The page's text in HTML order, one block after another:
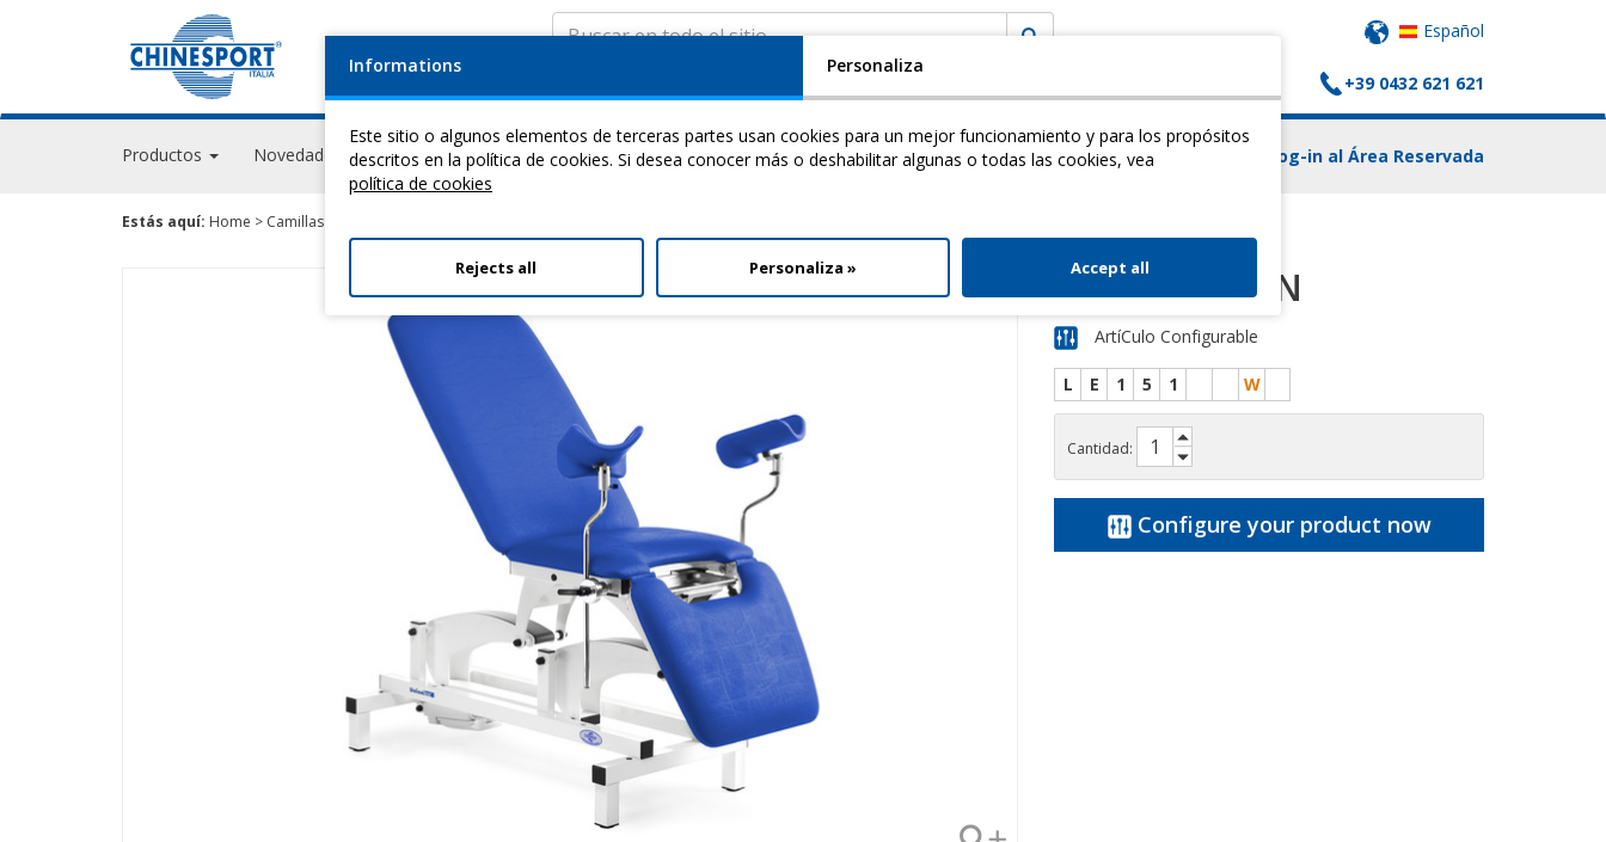
Español
+39 0432 621 621
Productos Novedades Eventos GPS Academy Video Download Log-in al Área Reservada
Estás aquí: Home > Camillas Para Terapia
TEST UROGYN
ArtíCulo Configurable
L E 1 5 1 W
Cantidad:
Configure your product now
Informations Personaliza
Este sitio o algunos elementos de terceras partes usan cookies para un mejor funcionamiento y para los propósitos
descritos en la política de cookies. Si desea conocer más o deshabilitar algunas o todas las cookies, vea
política de cookies
Rejects all Personaliza » Accept all